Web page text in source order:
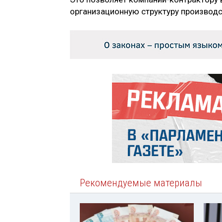
организационную структуру
Рекомендуемые материалы